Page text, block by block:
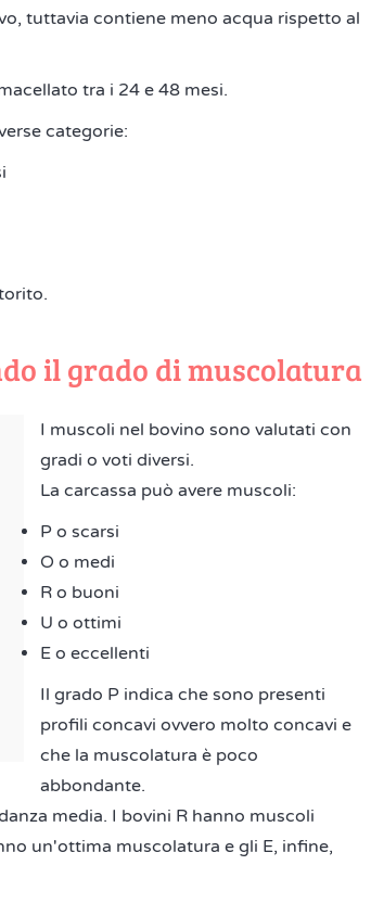
tuttavia contiene meno acqua rispetto al
tra i 24 e 48 mesi.
categorie:
il grado di muscolatura
I muscoli nel bovino sono valutati con
gradi o voti diversi.
La carcassa può avere muscoli:
P o scarsi
O o medi
R o buoni
U o ottimi
E o eccellenti
Il grado P indica che sono presenti
profili concavi ovvero molto concavi e
che la muscolatura è poco
abbondante.
media. I bovini R hanno muscoli
un'ottima muscolatura e gli E, infine,